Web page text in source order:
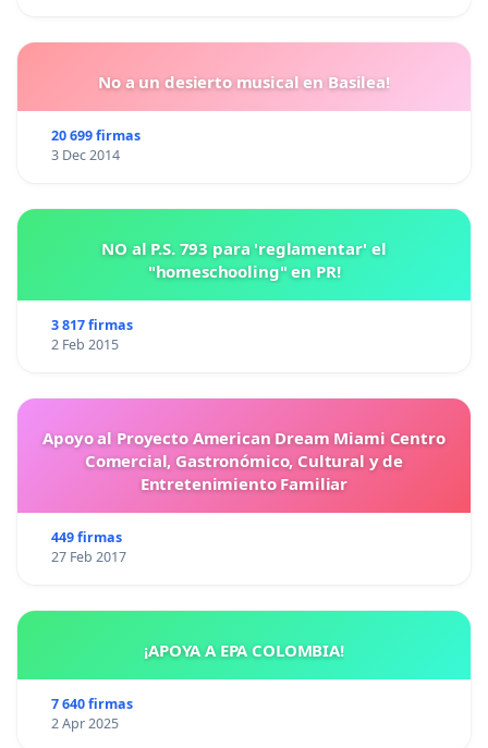
No a un desierto musical en Basilea!
20 699 firmas
3 Dec 2014
NO al P.S. 793 para 'reglamentar' el
"homeschooling" en PR!
3 817 firmas
2 Feb 2015
Apoyo al Proyecto American Dream Miami Centro
Comercial, Gastronómico, Cultural y de
Entretenimiento Familiar
449 firmas
27 Feb 2017
¡APOYA A EPA COLOMBIA!
7 640 firmas
2 Apr 2025